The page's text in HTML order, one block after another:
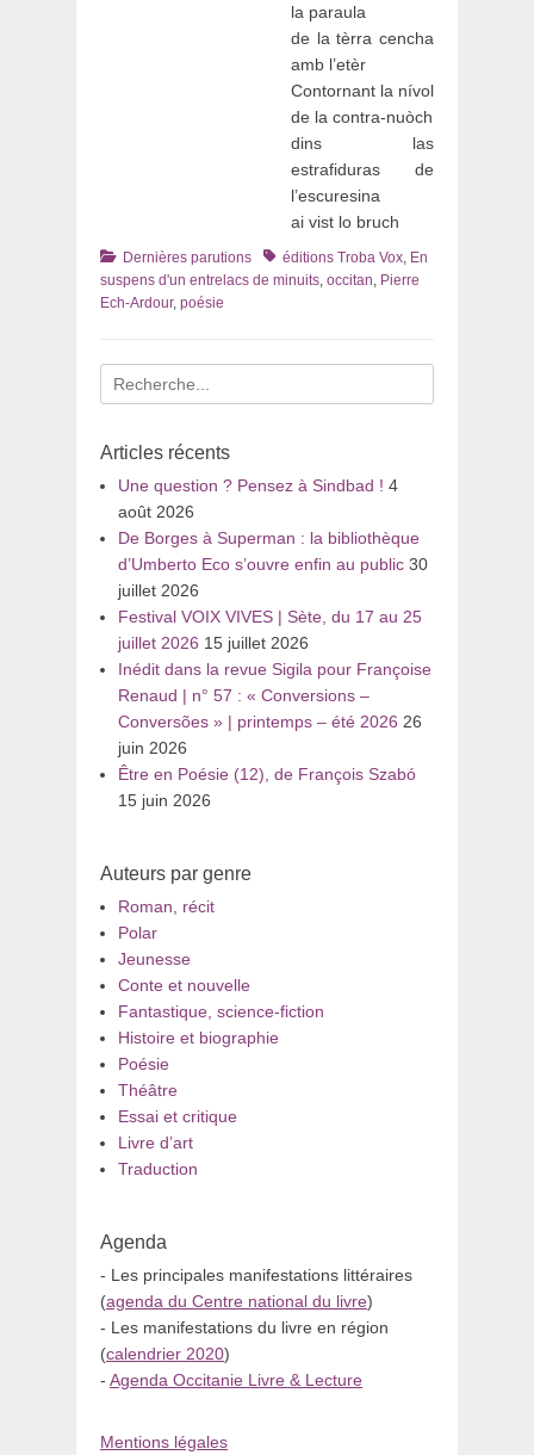
la paraula
de la tèrra cencha
amb l’etèr
Contornant la nívol
de la contra-nuòch
dins las
estrafiduras de
l’escuresina
ai vist lo bruch
Catégories
Dernières parutions Tagséditions Troba Vox En
suspens d'un entrelacs de minuits occitan Pierre
Ech-Ardour, poésie
Recherche
pour
Articles récents
Une question ? Pensez à Sindbad ! 4
août 2026
De Borges à Superman : la bibliothèque
d’Umberto Eco s’ouvre enfin au public 30
juillet 2026
Festival VOIX VIVES | Sète, du 17 au 25
juillet 2026 15 juillet 2026
Inédit dans la revue Sigila pour Françoise
Renaud | n° 57 : « Conversions –
Conversões » | printemps – été 2026 26
juin 2026
Être en Poésie (12), de François Szabó
15 juin 2026
Auteurs par genre
Roman, récit
Polar
Jeunesse
Conte et nouvelle
Fantastique, science-fiction
Histoire et biographie
Poésie
Théâtre
Essai et critique
Livre d’art
Traduction
Agenda
- Les principales manifestations littéraires
(agenda du Centre national du livre)
- Les manifestations du livre en région
(calendrier 2020)
- Agenda Occitanie Livre & Lecture
Mentions légales